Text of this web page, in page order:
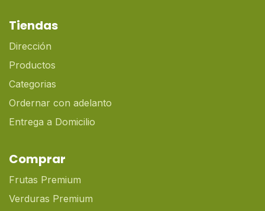
Tiendas
Dirección
Productos
Categorias
Ordernar con adelanto
Entrega a Domicilio
Comprar
Frutas Premium
Verduras Premium